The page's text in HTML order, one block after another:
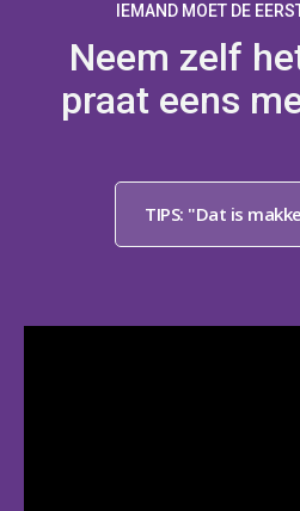
IEMAND MOET DE
Neem zelf
praat eens
TIPS: "Dat is